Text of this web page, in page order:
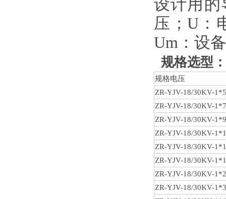
设计用的
压；U：
Um：设
规格选型：
规格电压
ZR-YJV-18/30KV-
ZR-YJV-18/30KV-
ZR-YJV-18/30KV-
ZR-YJV-18/30KV-
ZR-YJV-18/30KV-
ZR-YJV-18/30KV-
ZR-YJV-18/30KV-
ZR-YJV-18/30KV-